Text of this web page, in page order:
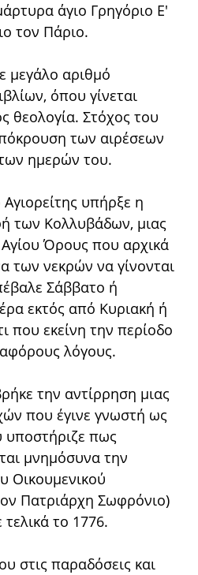
άγιο Γρηγόριο Ε'
τον Πάριο.
μεγάλο αριθμό
όπου γίνεται
θεολογία. Στόχος του
των αιρέσεων
ημερών του.
υπήρξε η
των Κολλυβάδων, μιας
Όρους που αρχικά
των νεκρών να γίνονται
Σάββατο ή
εκτός από Κυριακή ή
που εκείνη την περίοδο
λόγους.
την αντίρρηση μιας
που έγινε γνωστή ως
υποστήριζε πως
μνημόσυνα την
Οικουμενικού
Πατριάρχη Σωφρόνιο)
το 1776.
στις παραδόσεις και